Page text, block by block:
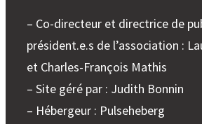
– Co-directeur et directrice de
président.e.s de l’association :
et Charles-François Mathis
– Site géré par : Judith Bonnin
– Hébergeur : Pulseheberg